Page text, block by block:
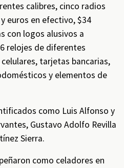
calibres, cinco radios
euros en efectivo, $34
con logos alusivos a
relojes de diferentes
tarjetas bancarias,
y elementos de
como Luis Alfonso y
Gustavo Adolfo Revilla
Sierra.
como celadores en